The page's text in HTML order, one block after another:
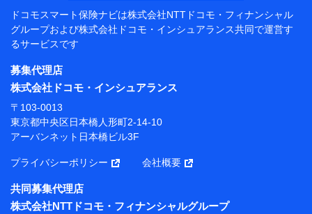
【共同して利用する者の範囲】
当社
株式会社NTTドコモ・フィナンシャルグループ
【利用目的】
当社または株式会社NTTドコモ・フィナンシャルグルー
プが提供する保険関連サービスにおけるユーザー登録受
付および管理のため
当社または株式会社NTTドコモ・フィナンシャルグルー
携会社の保険その他に関する情報を提供するため、また
維持管理等の委託業務遂行のため、またそれらに付帯、
関連する当社または株式会社NTTドコモ・フィナンシャ
ルグループおよび提携会社のサービスを案内、提供する
ドコモスマート保険ナビは株式会社NTTドコモ・フィナンシャル
グループおよび株式会社ドコモ・インシュアランス共同で運営す
るサービスです
募集代理店
株式会社ドコモ・インシュアランス
〒103-0013
東京都中央区日本橋人形町2-14-10
アーバンネット日本橋ビル3F
プライバシーポリシー 会社概要
共同募集代理店
株式会社NTTドコモ・フィナンシャルグループ